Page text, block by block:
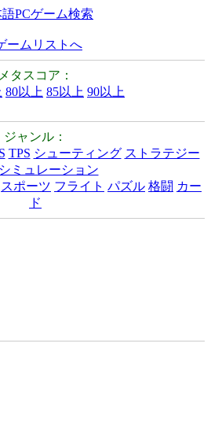
語PCゲーム検索
ームリストへ
メタスコア：
80以上 85以上 90以上
ジャンル：
TPS シューティング ストラテジー
シミュレーション
スポーツ フライト パズル 格闘 カー
ド